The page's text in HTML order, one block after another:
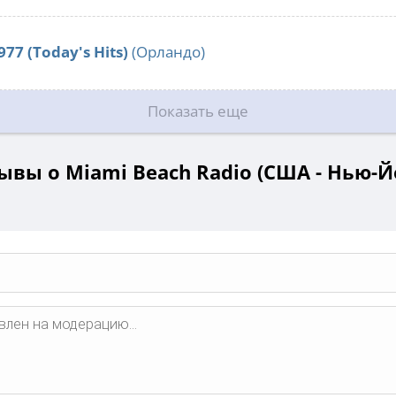
(Today's Hits) (Орландо)
Показать еще
о Miami Beach Radio (США - Нью-